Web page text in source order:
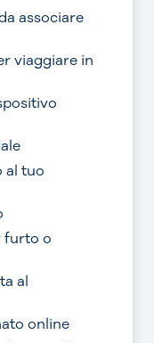
associare
viaggiare in
al tuo
furto o
al
online